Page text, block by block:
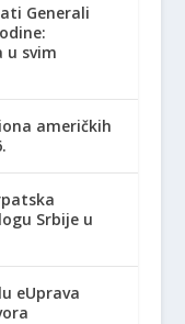
Generali
u svim
američkih
Srbije u
eUprava